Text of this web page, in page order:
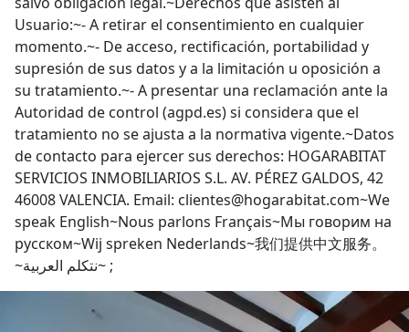
Usuario:~- A retirar el consentimiento en cualquier
momento.~- De acceso, rectificación, portabilidad y
supresión de sus datos y a la limitación u oposición a
su tratamiento.~- A presentar una reclamación ante la
Autoridad de control (agpd.es) si considera que el
tratamiento no se ajusta a la normativa vigente.~Datos
de contacto para ejercer sus derechos: HOGARABITAT
SERVICIOS INMOBILIARIOS S.L. AV. PÉREZ GALDOS, 42
46008 VALENCIA. Email: clientes@hogarabitat.com~We
speak English~Nous parlons Français~Мы говорим на
русском~Wij spreken Nederlands~我们提供中文服务。
~نتكلم العربية~ ;